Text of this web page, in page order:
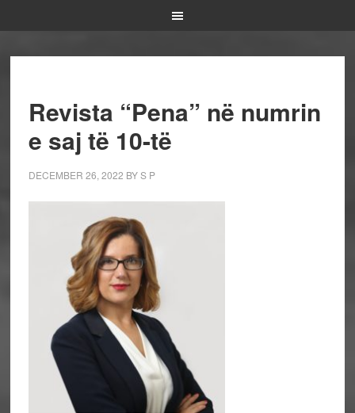
Revista “Pena” në numrin
e saj të 10-të
DECEMBER 26, 2022 BYS P